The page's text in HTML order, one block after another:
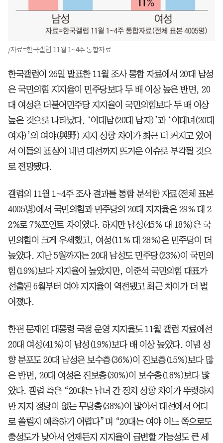
/자료=한국갤럽 11월 1~4주 통합자료
한국갤럽이 26일 발표한 11월 조사 통합 자료에서 20대 남성
은 국민의힘 지지율이 민주당보다 두 배 이상 높은 반면, 20
대 여성은 더불어민주당 지지율이 국민의힘보다 두 배 이상
높은 것으로 나타났다. ‘이대남(20대 남자)’과 ‘이대녀(20대
여자)’의 여야(與野) 지지 성향 차이가 최근 더 커지고 있어
서 이들의 표심이 내년 대선까지 뜨거운 이슈로 부각될 것으
로 전망됐다.
갤럽의 11월 1~4주 조사 결과를 통합 분석한 자료(전체 표본
4005명)에서 국민의힘과 민주당의 20대 지지율은 29% 대 2
2%로 7%포인트 차이였다. 하지만 남성(45% 대 18%)은 국
민의힘이 크게 우세했고, 여성(11% 대 28%)은 민주당이 더
높았다. 지난 5월까지는 20대 남성도 민주당(23%)이 국민의
힘(19%)보다 지지율이 높았지만, 이준석 국민의힘 대표가
선출된 6월부터 여야 지지율이 역전됐고 최근 차이가 더 벌
어졌다.
한편 문재인 대통령 국정 운영 지지율도 11월 갤럽 자료에선
20대 여성(41%)이 남성(19%)보다 배 이상 높았다. 이념 성
향 분포도 20대 남성은 보수층(36%)이 진보층(15%)보다 많
은 반면, 20대 여성은 진보층(30%)이 보수층(18%)보다 많
았다. 갤럽 측은 “20대는 남녀 간 정치 성향 차이가 뚜렷하지
만 지지 정당이 없는 무당층(38%)이 많아서 대선에서 어디
로 쏠릴지 예측하기 어렵다”며 “20대는 여야 어느 쪽으로도
충성도가 낮아서 언제든지 지지율이 급변할 가능성도 큰 세